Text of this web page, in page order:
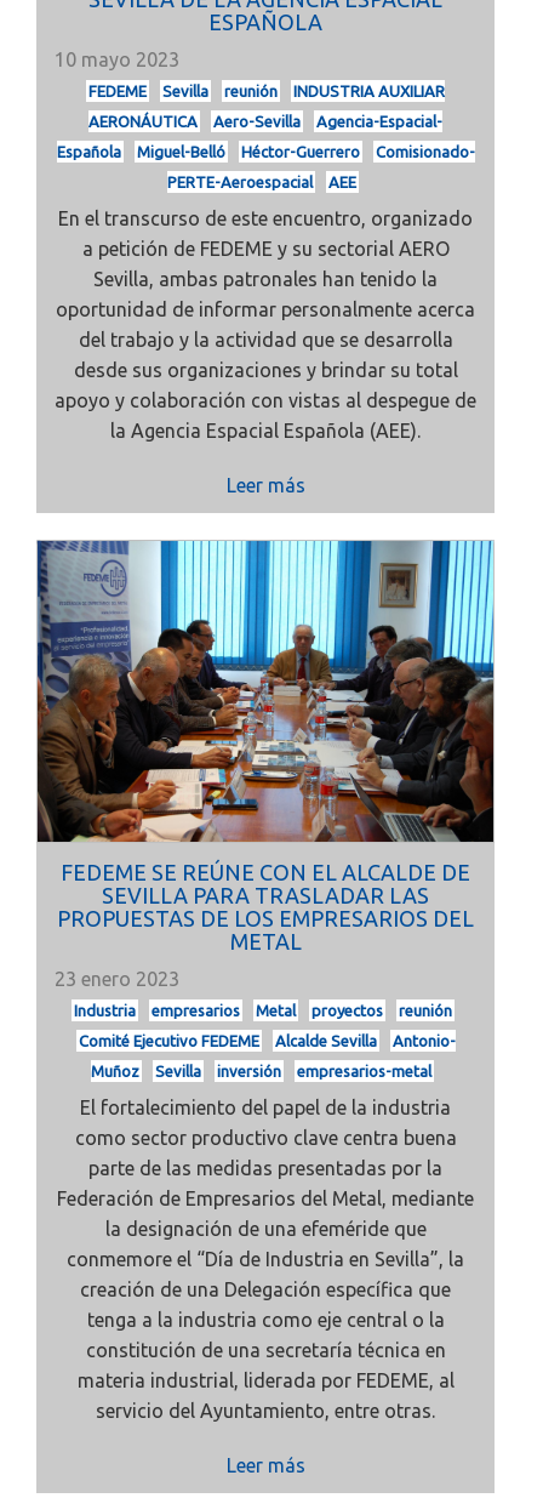
ESPAÑOLA
10 mayo 2023
FEDEME Sevilla reunión
INDUSTRIA AUXILIAR
AERONÁUTICA
Aero-Sevilla
Agencia-Espacial-
Española
Miguel-Belló Héctor-Guerrero
Comisionado-
PERTE-Aeroespacial
AEE
En el transcurso de este encuentro, organizado
a petición de FEDEME y su sectorial AERO
Sevilla, ambas patronales han tenido la
oportunidad de informar personalmente acerca
del trabajo y la actividad que se desarrolla
desde sus organizaciones y brindar su total
apoyo y colaboración con vistas al despegue de
la Agencia Espacial Española (AEE).
Leer más
FEDEME SE REÚNE CON EL ALCALDE DE
SEVILLA PARA TRASLADAR LAS
PROPUESTAS DE LOS EMPRESARIOS DEL
METAL
23 enero 2023
Industria empresarios Metal proyectos
reunión
Comité Ejecutivo FEDEME
Alcalde Sevilla
Antonio-
Muñoz
Sevilla inversión empresarios-metal
El fortalecimiento del papel de la industria
como sector productivo clave centra buena
parte de las medidas presentadas por la
Federación de Empresarios del Metal, mediante
la designación de una efeméride que
conmemore el “Día de Industria en Sevilla”, la
creación de una Delegación específica que
tenga a la industria como eje central o la
constitución de una secretaría técnica en
materia industrial, liderada por FEDEME, al
servicio del Ayuntamiento, entre otras.
Leer más